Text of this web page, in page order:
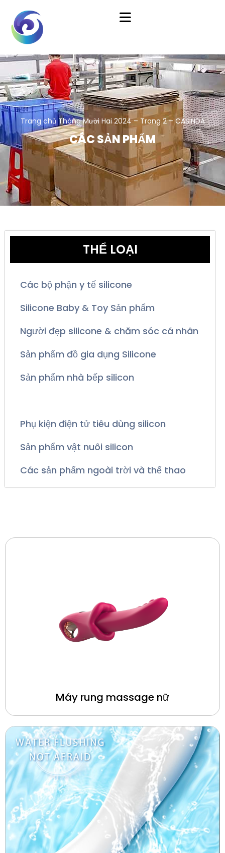
Trang chủ Tháng Mười Hai 2024 – Trang 2 – CASINDA
CÁC SẢN PHẨM
THỂ LOẠI
Các bộ phận y tế silicone
Silicone Baby & Toy Sản phẩm
Người đẹp silicone & chăm sóc cá nhân
Sản phẩm đồ gia dụng Silicone
Sản phẩm nhà bếp silicon
Phụ kiện điện tử tiêu dùng silicon
Sản phẩm vật nuôi silicon
Các sản phẩm ngoài trời và thể thao
Máy rung massage nữ